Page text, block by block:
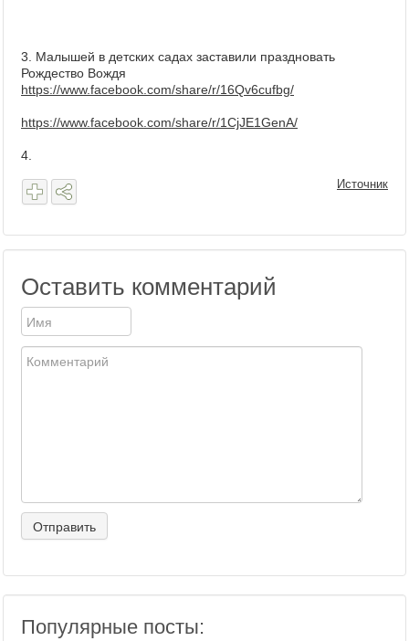
3. Малышей в детских садах заставили праздновать
Рождество Вождя
https://www.facebook.com/share/r/16Qv6cufbg/
https://www.facebook.com/share/r/1CjJE1GenA/
4.
Источник
Оставить комментарий
Популярные посты: